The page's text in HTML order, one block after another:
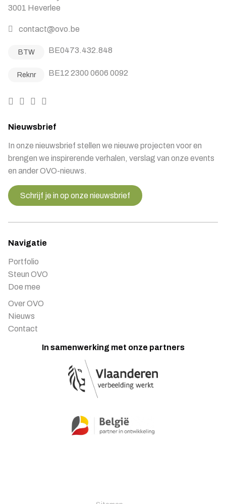
3001 Heverlee
contact@ovo.be
BTW BE0473.432.848
Reknr BE12 2300 0606 0092
Nieuwsbrief
In onze nieuwsbrief stellen we nieuwe projecten voor en
brengen we inspirerende verhalen, verslag van onze events
en ander OVO-nieuws.
Schrijf je in op onze nieuwsbrief
Navigatie
Portfolio
Steun OVO
Doe mee
Over OVO
Nieuws
Contact
In samenwerking met onze partners